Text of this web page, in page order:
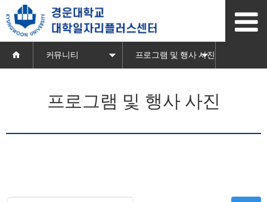
문
로
기
커뮤니티 프로그램 및 행사 사진
프로그램 및 행사 사진